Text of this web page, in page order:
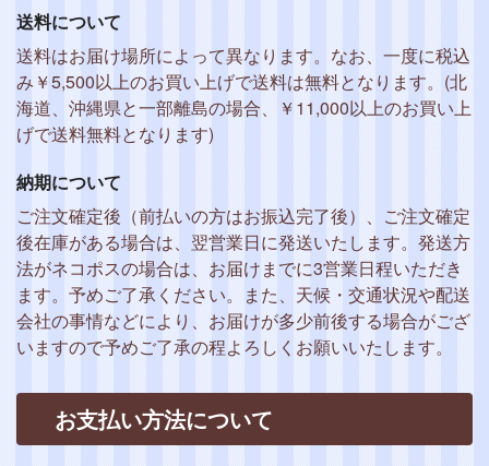
送料について
送料はお届け場所によって異なります。なお、一度に税込
み￥5,500以上のお買い上げで送料は無料となります。(北
海道、沖縄県と一部離島の場合、￥11,000以上のお買い上
げで送料無料となります)
納期について
ご注文確定後（前払いの方はお振込完了後）、ご注文確定
後在庫がある場合は、翌営業日に発送いたします。発送方
法がネコポスの場合は、お届けまでに3営業日程いただき
ます。予めご了承ください。また、天候・交通状況や配送
会社の事情などにより、お届けが多少前後する場合がござ
いますので予めご了承の程よろしくお願いいたします。
お支払い方法について